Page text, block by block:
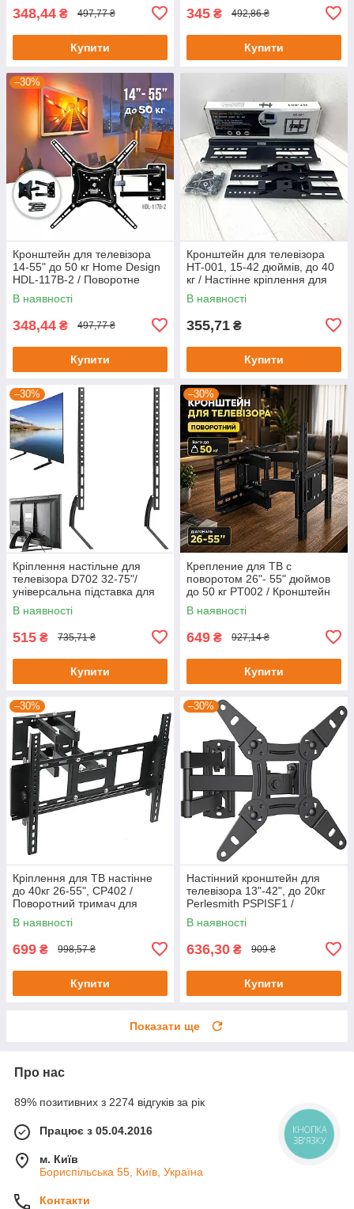
348,44 ₴ 497,77 ₴
Купити
345 ₴ 492,86 ₴
Купити
–30%
Кронштейн для телевізора
14-55" до 50 кг Home Design
HDL-117B-2 / Поворотне
кріплення для ТБ на стіну.
В наявності
348,44 ₴ 497,77 ₴
Купити
Кронштейн для телевізора
HT-001, 15-42 дюймів, до 40
кг / Настінне кріплення для
ТВ з нахилом
В наявності
355,71 ₴
Купити
–30%
Кріплення настільне для
телевізора D702 32-75"/
універсальна підставка для
телевізора, монітора
В наявності
515 ₴ 735,71 ₴
Купити
–30%
Крепление для ТВ с
поворотом 26"- 55" дюймов
до 50 кг PT002 / Кронштейн
для телевизора
В наявності
649 ₴ 927,14 ₴
Купити
–30%
Кріплення для ТВ настінне
до 40кг 26-55", CP402 /
Поворотний тримач для
телевізора / Кронштейн
В наявності
699 ₴ 998,57 ₴
Купити
–30%
Настінний кронштейн для
телевізора 13"-42", до 20кг
Perlesmith PSPISF1 /
Поворотне кріплення для
телевізора
В наявності
636,30 ₴ 909 ₴
Купити
Показати ще
Про нас
89% позитивних з 2274 відгуків за рік
Працює з 05.04.2016
м. Київ
Бориспільська 55, Київ, Україна
Контакти
КНОПКА
ЗВ'ЯЗКУ